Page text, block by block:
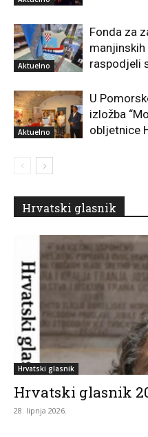
Aktuelno
Fonda za
raspodjeli
Aktuelno
U
izložba
obljetnice
Hrvatski glasnik
Hrvatski glasnik
Hrvatski glasnik
28. lipnja 2026.